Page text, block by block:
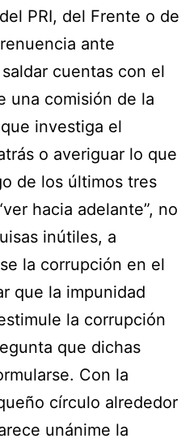
PRI, del Frente o de
ante
cuentas con el
una comisión de la
investiga el
o averiguar lo que
de los últimos tres
hacia adelante”, no
inútiles, a
la corrupción en el
que la impunidad
la corrupción
que dichas
Con la
círculo alrededor
unánime la